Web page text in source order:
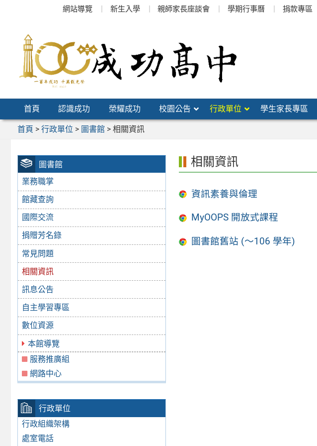
網站導覽 新生入學 親師家長座談會 學期行事曆 捐款專區
首頁 認識成功 榮耀成功 校園公告 行政單位 學生家長專區
首頁 > 行政單位 > 圖書館> 相關資訊
圖書館
業務職掌
館藏查詢
國際交流
捐贈芳名錄
常見問題
相關資訊
訊息公告
自主學習專區
數位資源
本館導覽
服務推廣組
網路中心
行政單位
行政組織架構
處室電話
相關資訊
資訊素養與倫理
MyOOPS 開放式課程
圖書館舊站 (～106 學年)